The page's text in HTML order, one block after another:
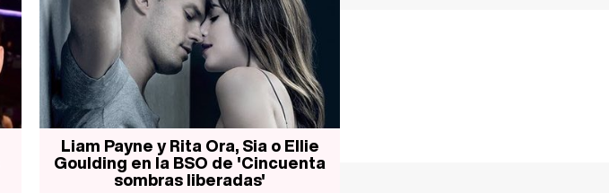
Liam Payne y Rita Ora, Sia o Ellie
Goulding en la BSO de 'Cincuenta
sombras liberadas'